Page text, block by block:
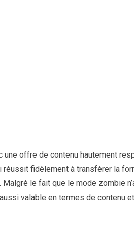
offre de contenu hautement
fidèlement à transférer la
le fait que le mode zombie
valable en termes de contenu